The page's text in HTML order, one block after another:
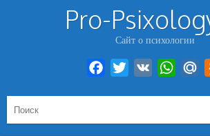
Pro-
Сайт о психологии
Facebook
Twitter VK